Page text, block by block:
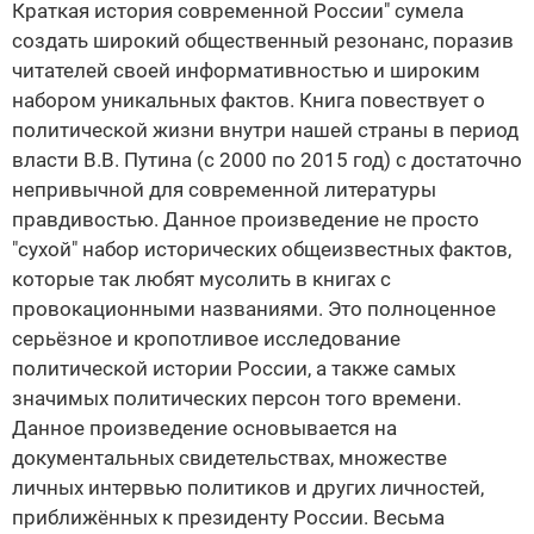
Краткая история современной России" сумела
создать широкий общественный резонанс, поразив
читателей своей информативностью и широким
набором уникальных фактов. Книга повествует о
политической жизни внутри нашей страны в период
власти В.В. Путина (с 2000 по 2015 год) с достаточно
непривычной для современной литературы
правдивостью. Данное произведение не просто
"сухой" набор исторических общеизвестных фактов,
которые так любят мусолить в книгах с
провокационными названиями. Это полноценное
серьёзное и кропотливое исследование
политической истории России, а также самых
значимых политических персон того времени.
Данное произведение основывается на
документальных свидетельствах, множестве
личных интервью политиков и других личностей,
приближённых к президенту России. Весьма